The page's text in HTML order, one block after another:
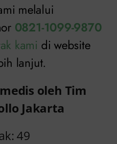
melalui
0821-1099-9870
kami di website
lanjut.
oleh Tim
Jakarta
49